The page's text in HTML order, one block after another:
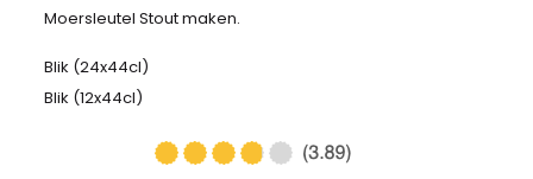
Moersleutel Stout maken.
Blik (24x44cl)
Blik (12x44cl)